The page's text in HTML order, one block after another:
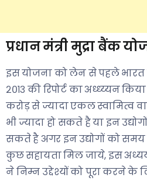
प्रधान मंत्री मुद्रा बैंक
इस योजना को लेन से पहले भारत
२०१३ की रिपोर्ट का अध्ध्य्यन
करोड़ से ज्यादा एकल स्वामित्व
भी ज्यादा हो सकते है या इन
सकते है अगर इन उद्योगों को
कुछ सहायता मिल जाये, इस
ने निम्न उद्देश्यों को पूरा करने के